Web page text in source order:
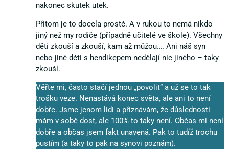
nakonec skutek utek.
Přitom je to docela prosté. A v rukou to nemá nikdo
jiný než my rodiče (případně učitelé ve škole). Všechny
děti zkouší a zkouší, kam až můžou…. Ani náš syn
nebo jiné děti s hendikepem nedělají nic jiného – taky
zkouší.
Věřte mi, často stačí jednou „povolit“ a už se to tak
trošku veze. Nenastává konec světa, ale ani to není
dobře. Jsme jenom lidi a přiznávám, že důslednosti
mám v sobě dost, ale 100% to taky není. Občas mi není
dobře a občas jsem fakt unavená. Pak to tudíž trochu
pustím (a taky to pak na synovi poznám).